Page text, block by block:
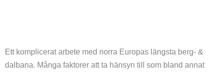
Ett komplicerat arbete med norra Europas längsta berg- &
dalbana. Många faktorer att ta hänsyn till som bland annat